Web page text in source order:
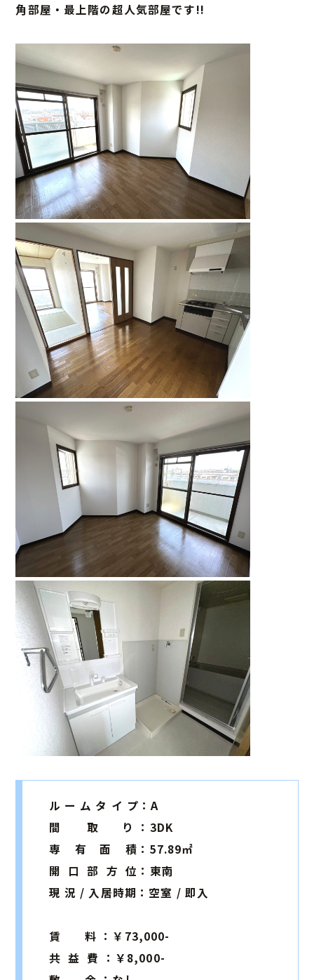
角部屋・最上階の超人気部屋です!!
ル ー ム タ イ プ：A
間 取 り ：3DK
専 有 面 積：57.89㎡
開 口 部 方 位：東南
現 況 / 入居時期：空室 / 即入
賃 料 ：￥73,000-
共 益 費 ：￥8,000-